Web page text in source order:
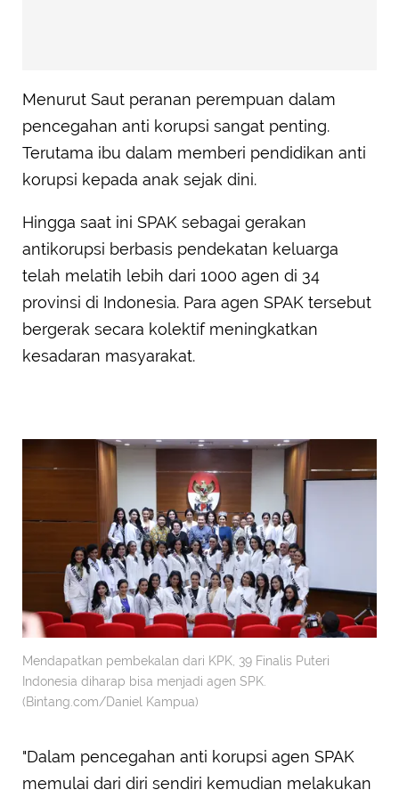
Menurut Saut peranan perempuan dalam
pencegahan anti korupsi sangat penting.
Terutama ibu dalam memberi pendidikan anti
korupsi kepada anak sejak dini.
Hingga saat ini SPAK sebagai gerakan
antikorupsi berbasis pendekatan keluarga
telah melatih lebih dari 1000 agen di 34
provinsi di Indonesia. Para agen SPAK tersebut
bergerak secara kolektif meningkatkan
kesadaran masyarakat.
Mendapatkan pembekalan dari KPK, 39 Finalis Puteri
Indonesia diharap bisa menjadi agen SPK.
(Bintang.com/Daniel Kampua)
"Dalam pencegahan anti korupsi agen SPAK
memulai dari diri sendiri kemudian melakukan